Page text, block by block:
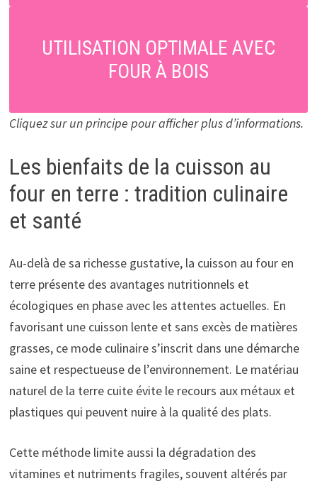
UTILISATION OPTIMALE AVEC
FOUR À BOIS
Cliquez sur un principe pour afficher plus d’informations.
Les bienfaits de la cuisson au
four en terre : tradition culinaire
et santé
Au-delà de sa richesse gustative, la cuisson au four en
terre présente des avantages nutritionnels et
écologiques en phase avec les attentes actuelles. En
favorisant une cuisson lente et sans excès de matières
grasses, ce mode culinaire s’inscrit dans une démarche
saine et respectueuse de l’environnement. Le matériau
naturel de la terre cuite évite le recours aux métaux et
plastiques qui peuvent nuire à la qualité des plats.
Cette méthode limite aussi la dégradation des
vitamines et nutriments fragiles, souvent altérés par